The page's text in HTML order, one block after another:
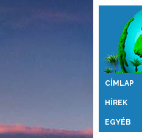
Érdekes
CÍMLAP
HÍREK
EGYÉB